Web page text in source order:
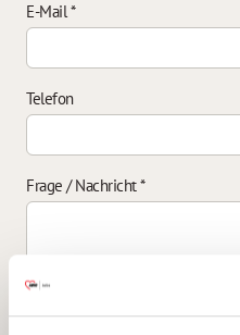
E-Mail*
Telefon
Frage / Nachricht*